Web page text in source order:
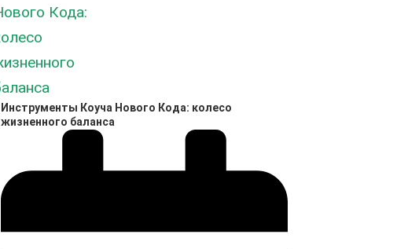
Инструменты Коуча Нового Кода: колесо
жизненного баланса